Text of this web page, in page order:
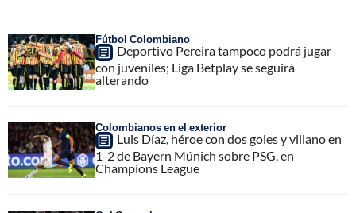
Fútbol Colombiano
Deportivo Pereira tampoco podrá jugar
con juveniles; Liga Betplay se seguirá
alterando
Colombianos en el exterior
Luis Díaz, héroe con dos goles y villano en
1-2 de Bayern Múnich sobre PSG, en
Champions League